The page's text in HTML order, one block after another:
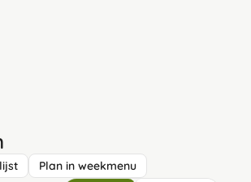
Plan in weekmenu